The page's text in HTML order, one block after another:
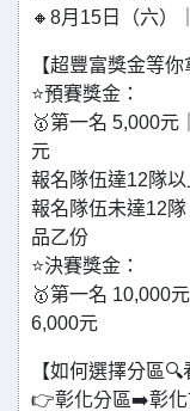
🔸8月15日（六）
【超豐富獎金等你
⭐預賽獎金：
🥇第一名 5,000元
元
報名隊伍達12隊
報名隊伍未達12
品乙份
⭐決賽獎金：
🥇第一名 10,000
6,000元
【如何選擇分區🔍
👉彰化分區➡️彰化